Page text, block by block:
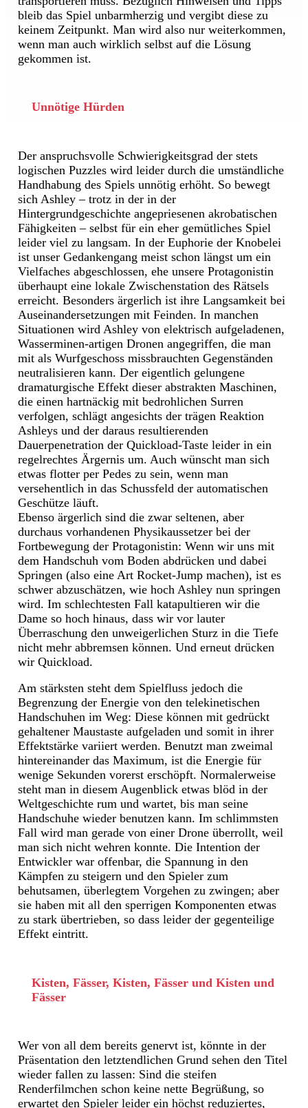
bleib das Spiel unbarmherzig und vergibt diese zu
keinem Zeitpunkt. Man wird also nur weiterkommen,
wenn man auch wirklich selbst auf die Lösung
gekommen ist.
Unnötige Hürden
Der anspruchsvolle Schwierigkeitsgrad der stets
logischen Puzzles wird leider durch die umständliche
Handhabung des Spiels unnötig erhöht. So bewegt
sich Ashley – trotz in der in der
Hintergrundgeschichte angepriesenen akrobatischen
Fähigkeiten – selbst für ein eher gemütliches Spiel
leider viel zu langsam. In der Euphorie der Knobelei
ist unser Gedankengang meist schon längst um ein
Vielfaches abgeschlossen, ehe unsere Protagonistin
überhaupt eine lokale Zwischenstation des Rätsels
erreicht. Besonders ärgerlich ist ihre Langsamkeit bei
Auseinandersetzungen mit Feinden. In manchen
Situationen wird Ashley von elektrisch aufgeladenen,
Wasserminen-artigen Dronen angegriffen, die man
mit als Wurfgeschoss missbrauchten Gegenständen
neutralisieren kann. Der eigentlich gelungene
dramaturgische Effekt dieser abstrakten Maschinen,
die einen hartnäckig mit bedrohlichen Surren
verfolgen, schlägt angesichts der trägen Reaktion
Ashleys und der daraus resultierenden
Dauerpenetration der Quickload-Taste leider in ein
regelrechtes Ärgernis um. Auch wünscht man sich
etwas flotter per Pedes zu sein, wenn man
versehentlich in das Schussfeld der automatischen
Geschütze läuft.
Ebenso ärgerlich sind die zwar seltenen, aber
durchaus vorhandenen Physikaussetzer bei der
Fortbewegung der Protagonistin: Wenn wir uns mit
dem Handschuh vom Boden abdrücken und dabei
Springen (also eine Art Rocket-Jump machen), ist es
schwer abzuschätzen, wie hoch Ashley nun springen
wird. Im schlechtesten Fall katapultieren wir die
Dame so hoch hinaus, dass wir vor lauter
Überraschung den unweigerlichen Sturz in die Tiefe
nicht mehr abbremsen können. Und erneut drücken
wir Quickload.
Am stärksten steht dem Spielfluss jedoch die
Begrenzung der Energie von den telekinetischen
Handschuhen im Weg: Diese können mit gedrückt
gehaltener Maustaste aufgeladen und somit in ihrer
Effektstärke variiert werden. Benutzt man zweimal
hintereinander das Maximum, ist die Energie für
wenige Sekunden vorerst erschöpft. Normalerweise
steht man in diesem Augenblick etwas blöd in der
Weltgeschichte rum und wartet, bis man seine
Handschuhe wieder benutzen kann. Im schlimmsten
Fall wird man gerade von einer Drone überrollt, weil
man sich nicht wehren konnte. Die Intention der
Entwickler war offenbar, die Spannung in den
Kämpfen zu steigern und den Spieler zum
behutsamen, überlegtem Vorgehen zu zwingen; aber
sie haben mit all den sperrigen Komponenten etwas
zu stark übertrieben, so dass leider der gegenteilige
Effekt eintritt.
Kisten, Fässer, Kisten, Fässer und Kisten und
Fässer
Wer von all dem bereits genervt ist, könnte in der
Präsentation den letztendlichen Grund sehen den Titel
wieder fallen zu lassen: Sind die steifen
Renderfilmchen schon keine nette Begrüßung, so
erwartet den Spieler leider ein höchst reduziertes,